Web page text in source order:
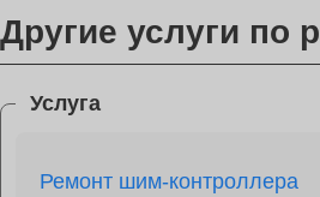
Другие услуги по
Услуга
Ремонт шим-контроллера